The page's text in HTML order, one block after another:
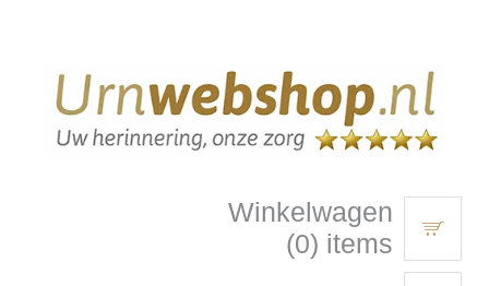
Winkelwagen
(0) items